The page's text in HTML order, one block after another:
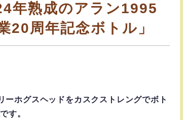
年熟成のアラン1995
20周年記念ボトル」
ーホグスヘッドをカスクストレングでボト
す。